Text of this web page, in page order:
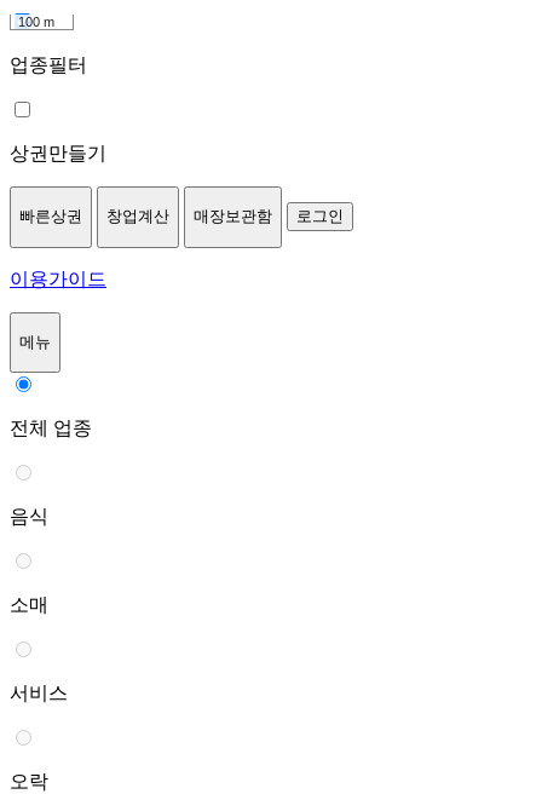
100 m
업종필터
상권만들기
빠른상권 창업계산 매장보관함 로그인
이용가이드
메뉴
전체 업종
음식
소매
서비스
오락